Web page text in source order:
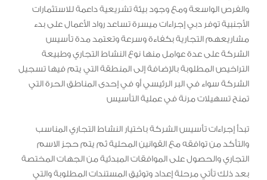
والفرص الواسعة ومع وجود بيئة تشريعية داعمة للاستثمارات
الأجنبية توفر دبي إجراءات ميسرة تساعد رواد الأعمال على بدء
مشاريعهم التجارية بكفاءة وسرعة وتعتمد مدة تأسيس
الشركة على عدة عوامل منها نوع النشاط التجاري وطبيعة
التراخيص المطلوبة بالإضافة إلى المنطقة التي يتم فيها تسجيل
الشركة سواء في البر الرئيسي أو في إحدى المناطق الحرة التي
تمنح تسهيلات مرنة في عملية التأسيس
تبدأ إجراءات تأسيس الشركة باختيار النشاط التجاري المناسب
والتأكد من توافقه مع القوانين المحلية ثم يتم حجز الاسم
التجاري والحصول على الموافقات المبدئية من الجهات المختصة
بعد ذلك تأتي مرحلة إعداد وتوثيق المستندات المطلوبة والتي